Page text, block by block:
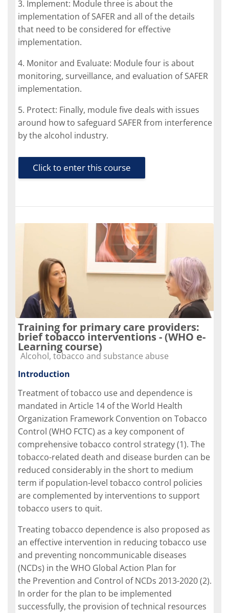
3. Implement: Module three is about the
implementation of SAFER and all of the details
that need to be considered for effective
implementation.
4. Monitor and Evaluate: Module four is about
monitoring, surveillance, and evaluation of SAFER
implementation.
5. Protect: Finally, module five deals with issues
around how to safeguard SAFER from interference
by the alcohol industry.
Click to enter this course
Training for primary care providers:
brief tobacco interventions - (WHO e-
Learning course)
Course category
Alcohol, tobacco and substance abuse
Introduction
Treatment of tobacco use and dependence is
mandated in Article 14 of the World Health
Organization Framework Convention on Tobacco
Control (WHO FCTC) as a key component of
comprehensive tobacco control strategy (1). The
tobacco-related death and disease burden can be
reduced considerably in the short to medium
term if population-level tobacco control policies
are complemented by interventions to support
tobacco users to quit.
Treating tobacco dependence is also proposed as
an effective intervention in reducing tobacco use
and preventing noncommunicable diseases
(NCDs) in the WHO Global Action Plan for
the Prevention and Control of NCDs 2013-2020 (2).
In order for the plan to be implemented
successfully, the provision of technical resources